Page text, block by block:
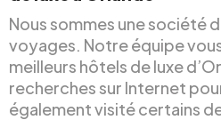
Nous sommes une société
voyages. Notre équipe
meilleurs hôtels de luxe
recherches sur Internet
également visité certains